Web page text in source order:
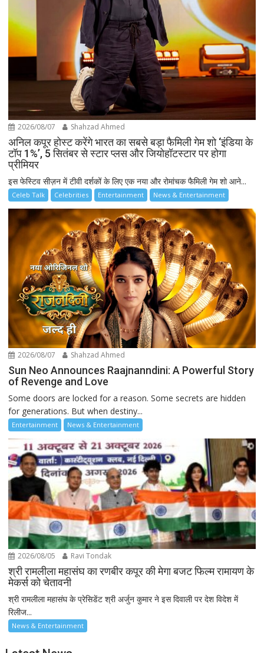
2026/08/07 Shahzad Ahmed
अनिल कपूर होस्ट करेंगे भारत का सबसे बड़ा फैमिली गेम शो ‘इंडिया के
टॉप 1%’, 5 सितंबर से स्टार प्लस और जियोहॉटस्टार पर होगा
प्रीमियर
इस फेस्टिव सीज़न में टीवी दर्शकों के लिए एक नया और रोमांचक फैमिली गेम शो आने...
Celeb Talk Celebrities Entertainment News & Entertainment
2026/08/07 Shahzad Ahmed
Sun Neo Announces Raajnanndini: A Powerful Story
of Revenge and Love
Some doors are locked for a reason. Some secrets are hidden
for generations. But when destiny...
Entertainment News & Entertainment
2026/08/05 Ravi Tondak
श्री रामलीला महासंघ का रणबीर कपूर की मेगा बजट फिल्म रामायण के
मेकर्स को चेतावनी
श्री रामलीला महासंघ के प्रेसिडेंट श्री अर्जुन कुमार ने इस दिवाली पर देश विदेश में
रिलीज...
News & Entertainment